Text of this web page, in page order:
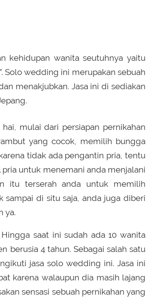
kehidupan wanita seutuhnya yaitu
Solo wedding ini merupakan sebuah
menakjubkan. Jasa ini di sediakan
mulai dari persiapan pernikahan
yang cocok, memilih bungga
tidak ada pengantin pria, tentu
untuk menemani anda menjalani
itu terserah anda untuk memilih
sampai di situ saja, anda juga diberi
ya.
saat ini sudah ada 10 wanita
berusia 4 tahun. Sebagai salah satu
jasa solo wedding ini. Jasa ini
karena walaupun dia masih lajang
sensasi sebuah pernikahan yang